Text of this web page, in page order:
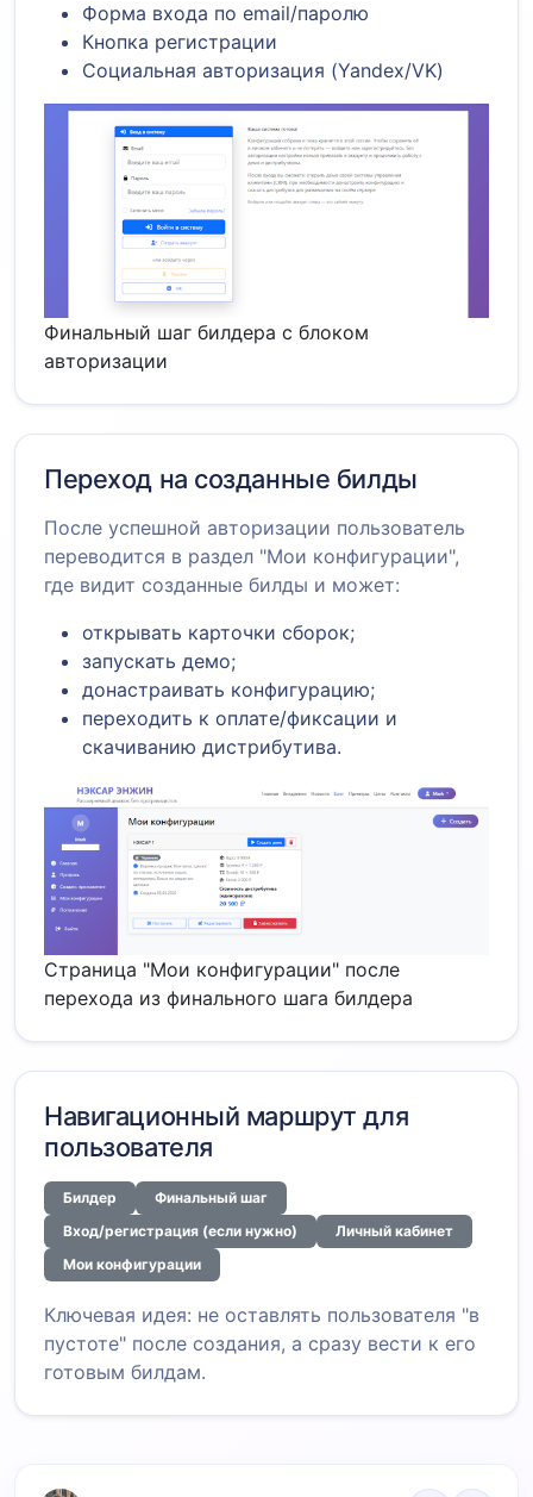
Форма входа по email/паролю
Кнопка регистрации
Социальная авторизация (Yandex/VK)
Финальный шаг билдера с блоком
авторизации
Переход на созданные билды
После успешной авторизации пользователь
переводится в раздел "Мои конфигурации",
где видит созданные билды и может:
открывать карточки сборок;
запускать демо;
донастраивать конфигурацию;
переходить к оплате/фиксации и
скачиванию дистрибутива.
Страница "Мои конфигурации" после
перехода из финального шага билдера
Навигационный маршрут для
пользователя
Билдер
Финальный шаг
Вход/регистрация (если нужно)
Личный кабинет
Мои конфигурации
Ключевая идея: не оставлять пользователя "в
пустоте" после создания, а сразу вести к его
готовым билдам.